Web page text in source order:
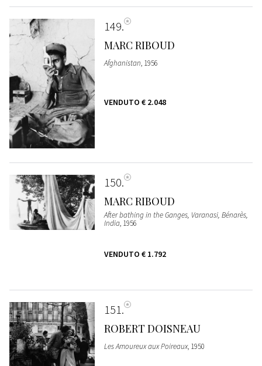
149
MARC RIBOUD
Afghanistan, 1956
VENDUTO € 2.048
150
MARC RIBOUD
After bathing in the Ganges, Varanasi, Bénarès,
India, 1956
VENDUTO € 1.792
151
ROBERT DOISNEAU
Les Amoureux aux Poireaux, 1950